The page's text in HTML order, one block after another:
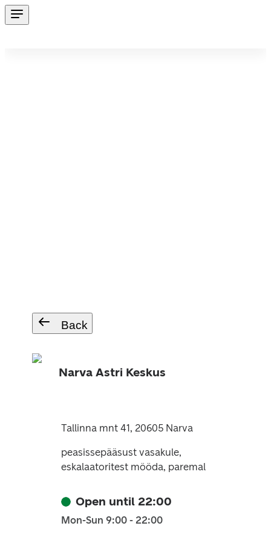
Back
Narva Astri Keskus
Tallinna mnt 41, 20605 Narva
peasissepääsust vasakule,
eskalaatoritest mööda, paremal
Open until 22:00
Mon-Sun 9:00 - 22:00